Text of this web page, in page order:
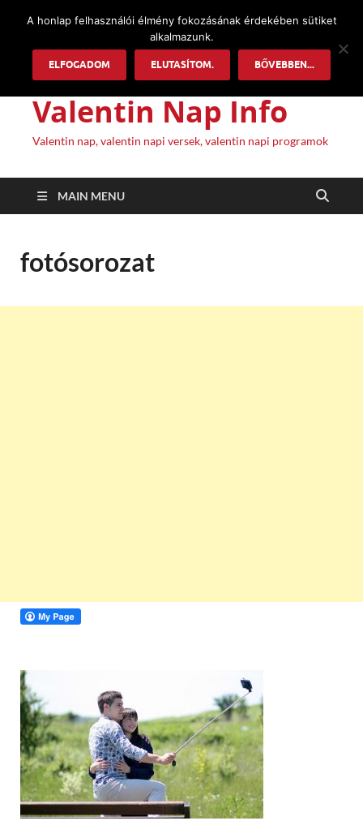
Valentin Nap Info
Valentin nap, valentin napi versek, valentin napi programok
MAIN MENU
fotósorozat
A honlap felhasználói élmény fokozásának érdekében sütiket
alkalmazunk.
ELFOGADOM ELUTASÍTOM. BŐVEBBEN...